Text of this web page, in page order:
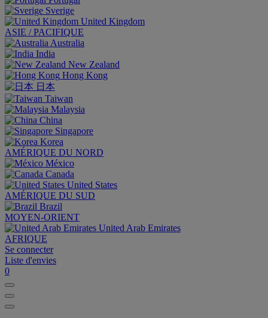
Sverige
United Kingdom
ASIE / PACIFIQUE
Australia
India
New Zealand
Hong Kong
日本
Taiwan
Malaysia
China
Singapore
Korea
AMÉRIQUE DU NORD
México
Canada
United States
AMÉRIQUE DU SUD
Brazil
MOYEN-ORIENT
United Arab Emirates
AFRIQUE
Se connecter
Liste d'envies
0